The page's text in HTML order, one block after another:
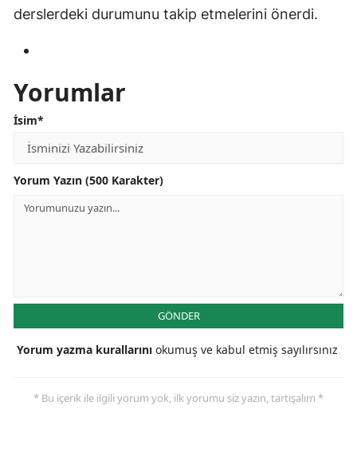
derslerdeki durumunu takip etmelerini önerdi.
Yorumlar
İsim*
Yorum Yazın (500 Karakter)
GÖNDER
Yorum yazma kurallarını okumuş ve kabul etmiş sayılırsınız
* Bu içerik ile ilgili yorum yok, ilk yorumu siz yazın, tartışalım *